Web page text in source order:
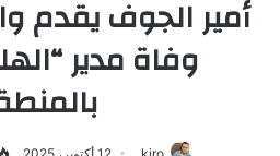
أمير الجوف يقدم
وفاة مدير